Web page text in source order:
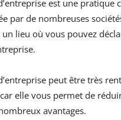
est une pratique
par de nombreuses
lieu où vous pouvez
peut être très
elle vous permet de
avantages.